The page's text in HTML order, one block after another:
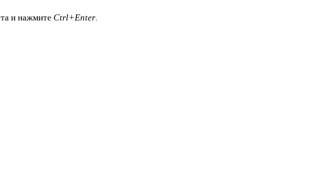
и нажмите Ctrl+Enter.